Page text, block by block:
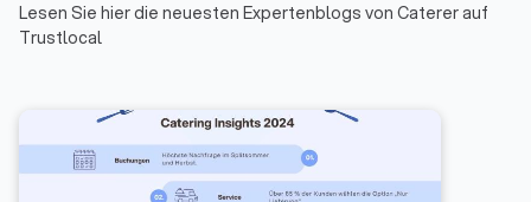
Lesen Sie hier die neuesten Expertenblogs von Caterer auf
Trustlocal